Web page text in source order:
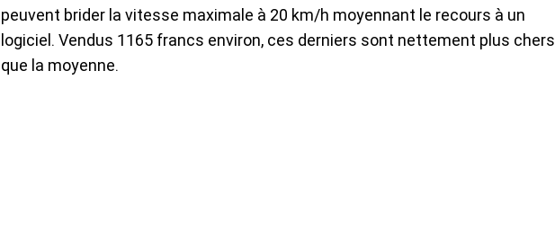
peuvent brider la vitesse maximale à 20 km/h moyennant le recours à un
logiciel. Vendus 1165 francs environ, ces derniers sont nettement plus chers
que la moyenne.